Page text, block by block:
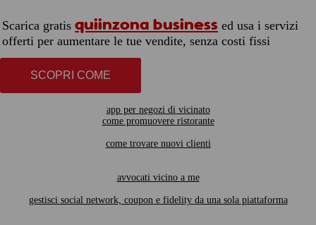
Scarica gratis quiinzona business ed usa i servizi
offerti per aumentare le tue vendite, senza costi fissi
SCOPRI COME
app per negozi di vicinato
come promuovere ristorante
come trovare nuovi clienti
avvocati vicino a me
gestisci social network, coupon e fidelity da una sola piattaforma